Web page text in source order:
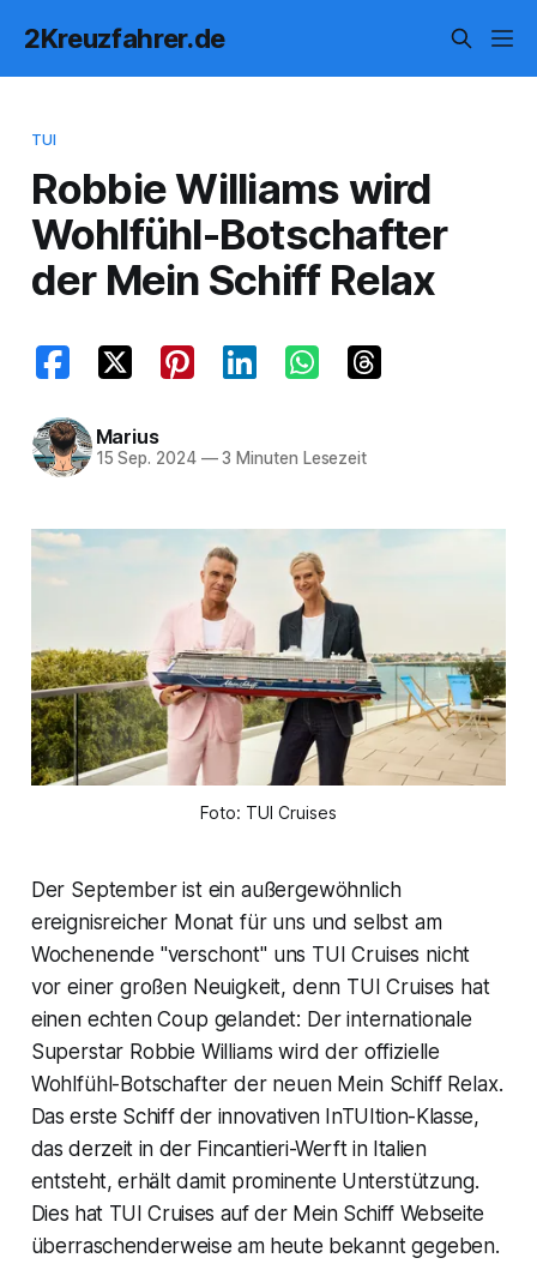
2Kreuzfahrer.de
TUI
Robbie Williams wird
Wohlfühl-Botschafter
der Mein Schiff Relax
Marius
15 Sep. 2024 —3 Minuten Lesezeit
Foto: TUI Cruises
Der September ist ein außergewöhnlich
ereignisreicher Monat für uns und selbst am
Wochenende "verschont" uns TUI Cruises nicht
vor einer großen Neuigkeit, denn TUI Cruises hat
einen echten Coup gelandet: Der internationale
Superstar Robbie Williams wird der offizielle
Wohlfühl-Botschafter der neuen Mein Schiff Relax.
Das erste Schiff der innovativen InTUItion-Klasse,
das derzeit in der Fincantieri-Werft in Italien
entsteht, erhält damit prominente Unterstützung.
Dies hat TUI Cruises auf der Mein Schiff Webseite
überraschenderweise am heute bekannt gegeben.